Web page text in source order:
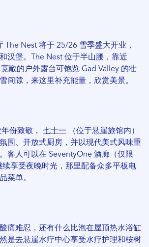
The Nest 将于 25/26 雪季盛大开业，
汉堡。The Nest 位于半山腰，靠近
敞的户外露台可饱览 Gad Valley 的壮
间隙，来这里补充能量，欣赏美景。
份致敬， 七十一 （位于悬崖旅馆内）
围、开放式厨房，并以现代美式风味重
客人可以在 SeventyOne 酒廊（仅限
享受夜晚时光，那里配备众多平板电
菜单。
痛难忍，还有什么比泡在屋顶热水浴缸
是去悬崖水疗中心享受水疗护理和桉树